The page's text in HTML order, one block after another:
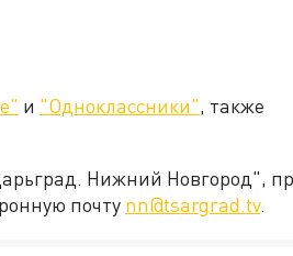
и "Одноклассники", также
Нижний Новгород",
почту nn@tsargrad.tv.